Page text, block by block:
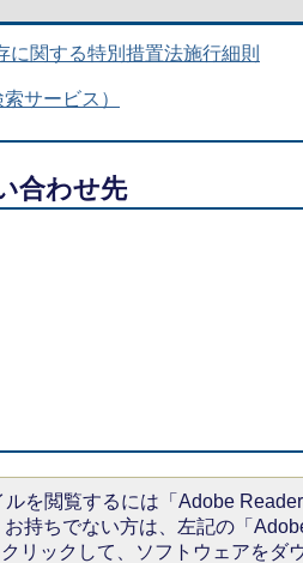
関する特別措置法施行細則
サービス）
合わせ先
ルを閲覧するには「Adobe
お持ちでない方は、左記の「
リックして、ソフトウェアをダ